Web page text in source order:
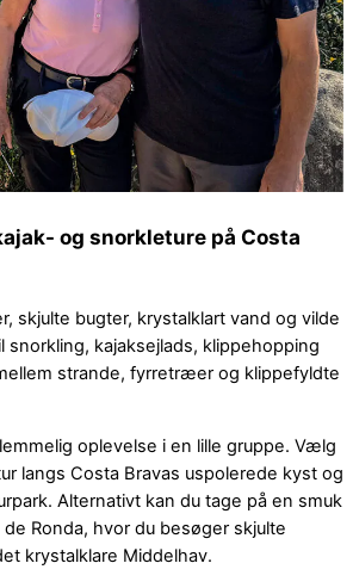
og snorkleture på Costa
skjulte bugter, krystalklart vand og vilde
snorkling, kajaksejlads, klippehopping
strande, fyrretræer og klippefyldte
oplevelse i en lille gruppe. Vælg
langs Costa Bravas uspolerede kyst og
Alternativt kan du tage på en smuk
Ronda, hvor du besøger skjulte
krystalklare Middelhav.